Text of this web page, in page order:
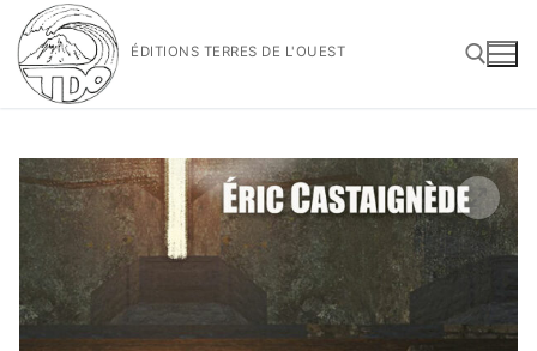
Aller
au
contenu
ÉDITIONS TERRES DE L'OUEST
Rechercher :